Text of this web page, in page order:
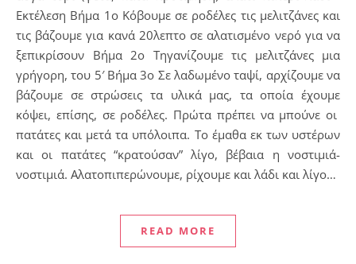
Εκτέλεση Βήμα 1ο Κόβουμε σε ροδέλες τις μελιτζάνες και
τις βάζουμε για κανά 20λεπτο σε αλατισμένο νερό για να
ξεπικρίσουν Βήμα 2ο Τηγανίζουμε τις μελιτζάνες μια
γρήγορη, του 5′ Βήμα 3ο Σε λαδωμένο ταψί, αρχίζουμε να
βάζουμε σε στρώσεις τα υλικά μας, τα οποία έχουμε
κόψει, επίσης, σε ροδέλες. Πρώτα πρέπει να μπούνε οι
πατάτες και μετά τα υπόλοιπα. Το έμαθα εκ των υστέρων
και οι πατάτες “κρατούσαν” λίγο, βέβαια η νοστιμιά-
νοστιμιά. Αλατοπιπερώνουμε, ρίχουμε και λάδι και λίγο…
READ MORE